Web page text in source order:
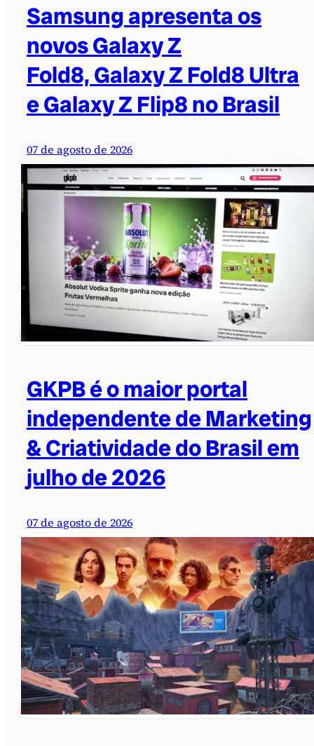
Samsung apresenta os
novos Galaxy Z
Fold8, Galaxy Z Fold8 Ultra
e Galaxy Z Flip8 no Brasil
07 de agosto de 2026
GKPB é o maior portal
independente de Marketing
& Criatividade do Brasil em
julho de 2026
07 de agosto de 2026